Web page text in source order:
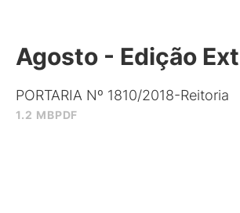
1.2 MBPDF
Agosto - Edição
PORTARIA Nº 1810/2018-Reitoria